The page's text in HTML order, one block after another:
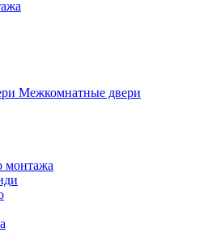
Межкомнатные двери
монтажа